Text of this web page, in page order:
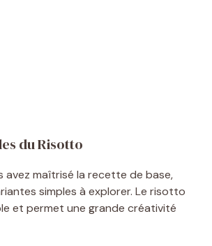
du Risotto
avez maîtrisé la recette de base,
simples à explorer. Le risotto
et permet une grande créativité